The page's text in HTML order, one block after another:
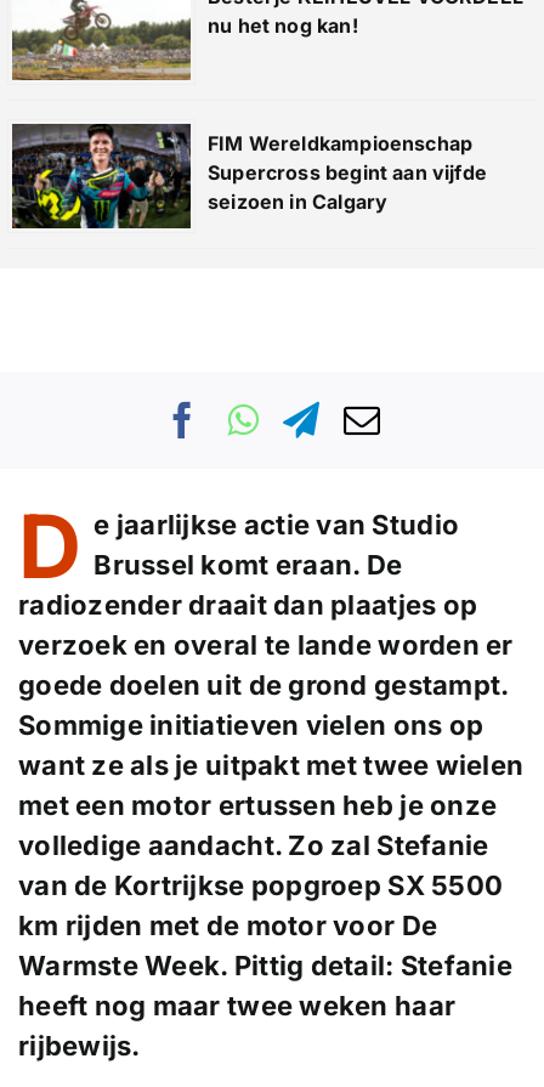
nu het nog kan!
FIM Wereldkampioenschap
Supercross begint aan vijfde
seizoen in Calgary
D e jaarlijkse actie van Studio
Brussel komt eraan. De
radiozender draait dan plaatjes op
verzoek en overal te lande worden er
goede doelen uit de grond gestampt.
Sommige initiatieven vielen ons op
want ze als je uitpakt met twee wielen
met een motor ertussen heb je onze
volledige aandacht. Zo zal Stefanie
van de Kortrijkse popgroep SX 5500
km rijden met de motor voor De
Warmste Week. Pittig detail: Stefanie
heeft nog maar twee weken haar
rijbewijs.